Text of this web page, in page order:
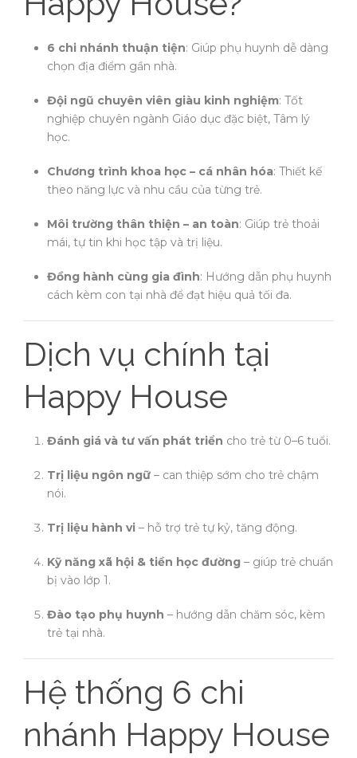
6 chi nhánh thuận tiện: Giúp phụ huynh dễ dàng
chọn địa điểm gần nhà.
Đội ngũ chuyên viên giàu kinh nghiệm: Tốt
nghiệp chuyên ngành Giáo dục đặc biệt, Tâm lý
học.
Chương trình khoa học – cá nhân hóa: Thiết kế
theo năng lực và nhu cầu của từng trẻ.
Môi trường thân thiện – an toàn: Giúp trẻ thoải
mái, tự tin khi học tập và trị liệu.
Đồng hành cùng gia đình: Hướng dẫn phụ huynh
cách kèm con tại nhà để đạt hiệu quả tối đa.
Dịch vụ chính tại
Happy House
Đánh giá và tư vấn phát triển cho trẻ từ 0–6 tuổi.
Trị liệu ngôn ngữ – can thiệp sớm cho trẻ chậm
nói.
Trị liệu hành vi – hỗ trợ trẻ tự kỷ, tăng động.
Kỹ năng xã hội & tiền học đường – giúp trẻ chuẩn
bị vào lớp 1.
Đào tạo phụ huynh – hướng dẫn chăm sóc, kèm
trẻ tại nhà.
Hệ thống 6 chi
nhánh Happy House